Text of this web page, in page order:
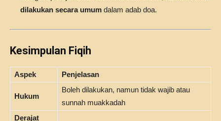
dilakukan secara umum dalam adab doa.
Kesimpulan Fiqih
Aspek Penjelasan
Hukum
Boleh dilakukan, namun tidak wajib atau
sunnah muakkadah
Derajat